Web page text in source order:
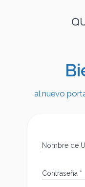
al nuevo
Nombre de
Contraseña *